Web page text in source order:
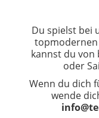
Du spielst bei
topmodernen
kannst du von
oder
Wenn du dich
wende